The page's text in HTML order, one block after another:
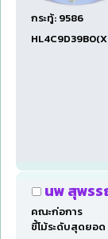
กระทู้: 9586
นพ สุพร
คณะก่อการ
ขี้โม้ระดับสุดยอด